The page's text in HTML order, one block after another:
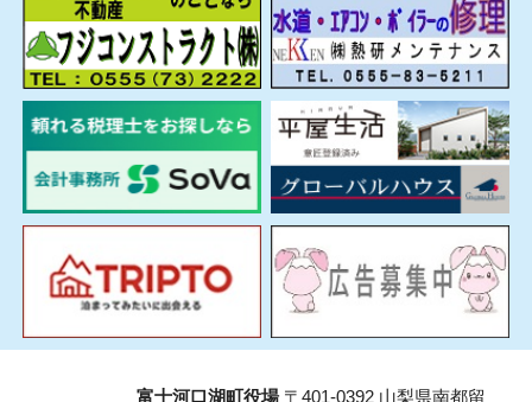
富士河口湖町役場〒401-0392 山梨県南都留